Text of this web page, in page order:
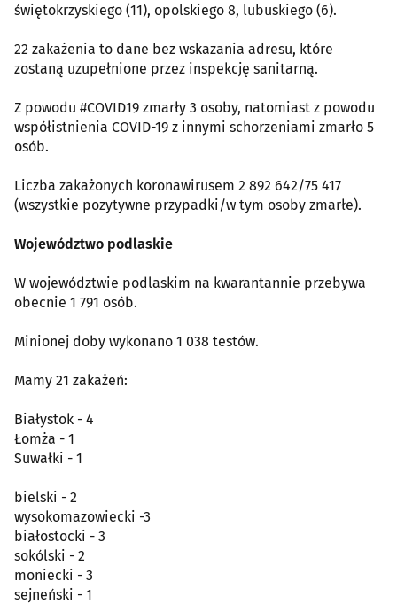
świętokrzyskiego (11), opolskiego 8, lubuskiego (6).
22 zakażenia to dane bez wskazania adresu, które
zostaną uzupełnione przez inspekcję sanitarną.
Z powodu #COVID19 zmarły 3 osoby, natomiast z powodu
współistnienia COVID-19 z innymi schorzeniami zmarło 5
osób.
Liczba zakażonych koronawirusem 2 892 642/75 417
(wszystkie pozytywne przypadki/w tym osoby zmarłe).
Województwo podlaskie
W województwie podlaskim na kwarantannie przebywa
obecnie 1 791 osób.
Minionej doby wykonano 1 038 testów.
Mamy 21 zakażeń:
Białystok - 4
Łomża - 1
Suwałki - 1
bielski - 2
wysokomazowiecki -3
białostocki - 3
sokólski - 2
moniecki - 3
sejneński - 1